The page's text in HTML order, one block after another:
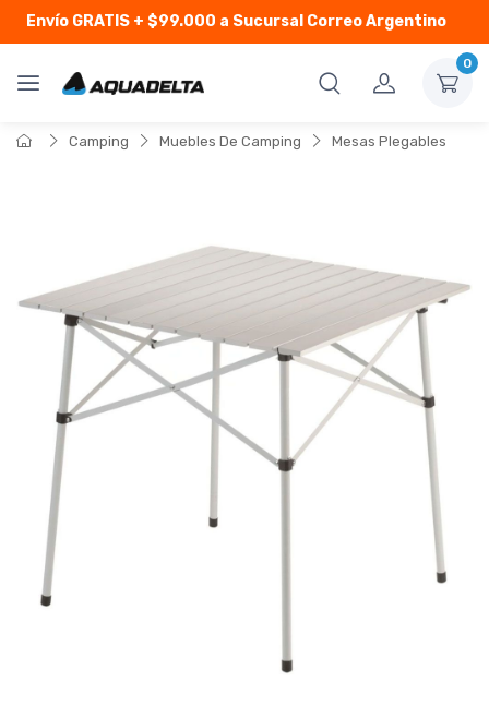
Envío GRATIS+ $99.000 a Sucursal Correo Argentino
0
Camping Muebles De Camping Mesas Plegables